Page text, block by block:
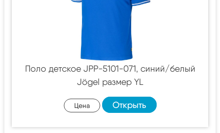
Поло детское JPP-5101-071, синий/белый
Jögel размер YL
Цена Открыть